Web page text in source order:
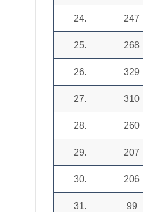
24. 247
25. 268
26. 329
27. 310
28. 260
29. 207
30. 206
31. 99